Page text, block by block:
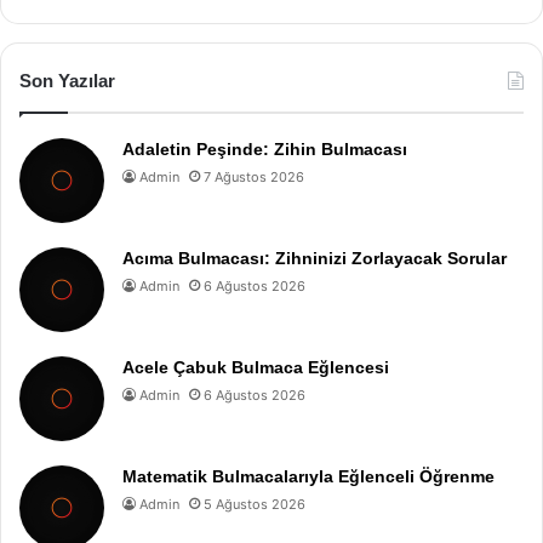
Son Yazılar
Adaletin Peşinde: Zihin Bulmacası
Admin 7 Ağustos 2026
Acıma Bulmacası: Zihninizi Zorlayacak Sorular
Admin 6 Ağustos 2026
Acele Çabuk Bulmaca Eğlencesi
Admin 6 Ağustos 2026
Matematik Bulmacalarıyla Eğlenceli Öğrenme
Admin 5 Ağustos 2026